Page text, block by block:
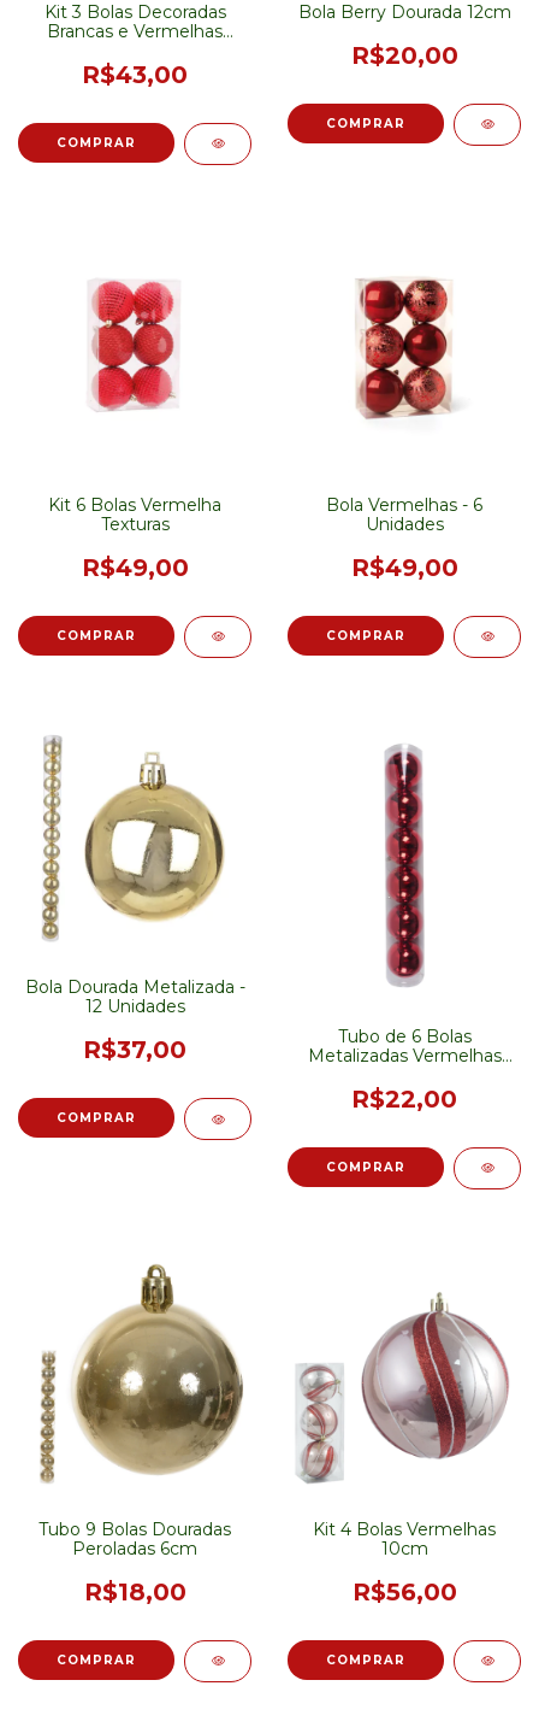
Kit 3 Bolas Decoradas
Brancas e Vermelhas
R$43,00
Bola Berry Dourada 12cm
R$20,00
Kit 6 Bolas Vermelha
Texturas
R$49,00
Bola Vermelhas - 6
Unidades
R$49,00
Bola Dourada Metalizada -
12 Unidades
R$37,00
Tubo de 6 Bolas
Metalizadas Vermelhas
R$22,00
Tubo 9 Bolas Douradas
Peroladas 6cm
R$18,00
Kit 4 Bolas Vermelhas
10cm
R$56,00